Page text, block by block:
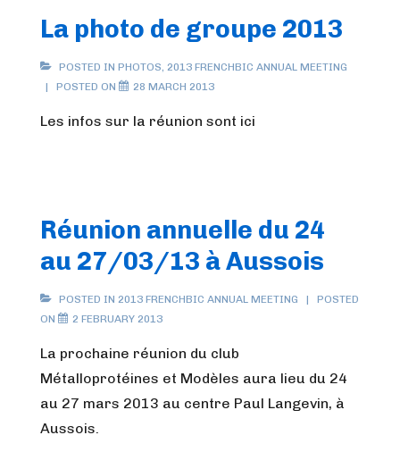
La photo de groupe 2013
POSTED IN PHOTOS, 2013 FRENCHBIC ANNUAL MEETING
POSTED ON
28 MARCH 2013
Les infos sur la réunion sont ici
Réunion annuelle du 24
au 27/03/13 à Aussois
POSTED IN 2013 FRENCHBIC ANNUAL MEETING
POSTED
ON
2 FEBRUARY 2013
La prochaine réunion du club
Métalloprotéines et Modèles aura lieu du 24
au 27 mars 2013 au centre Paul Langevin, à
Aussois.